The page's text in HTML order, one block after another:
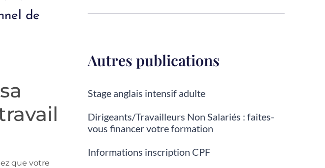
de
que votre
Autres publications
Stage anglais intensif adulte
Dirigeants/Travailleurs Non Salariés : faites-
vous financer votre formation
Informations inscription CPF